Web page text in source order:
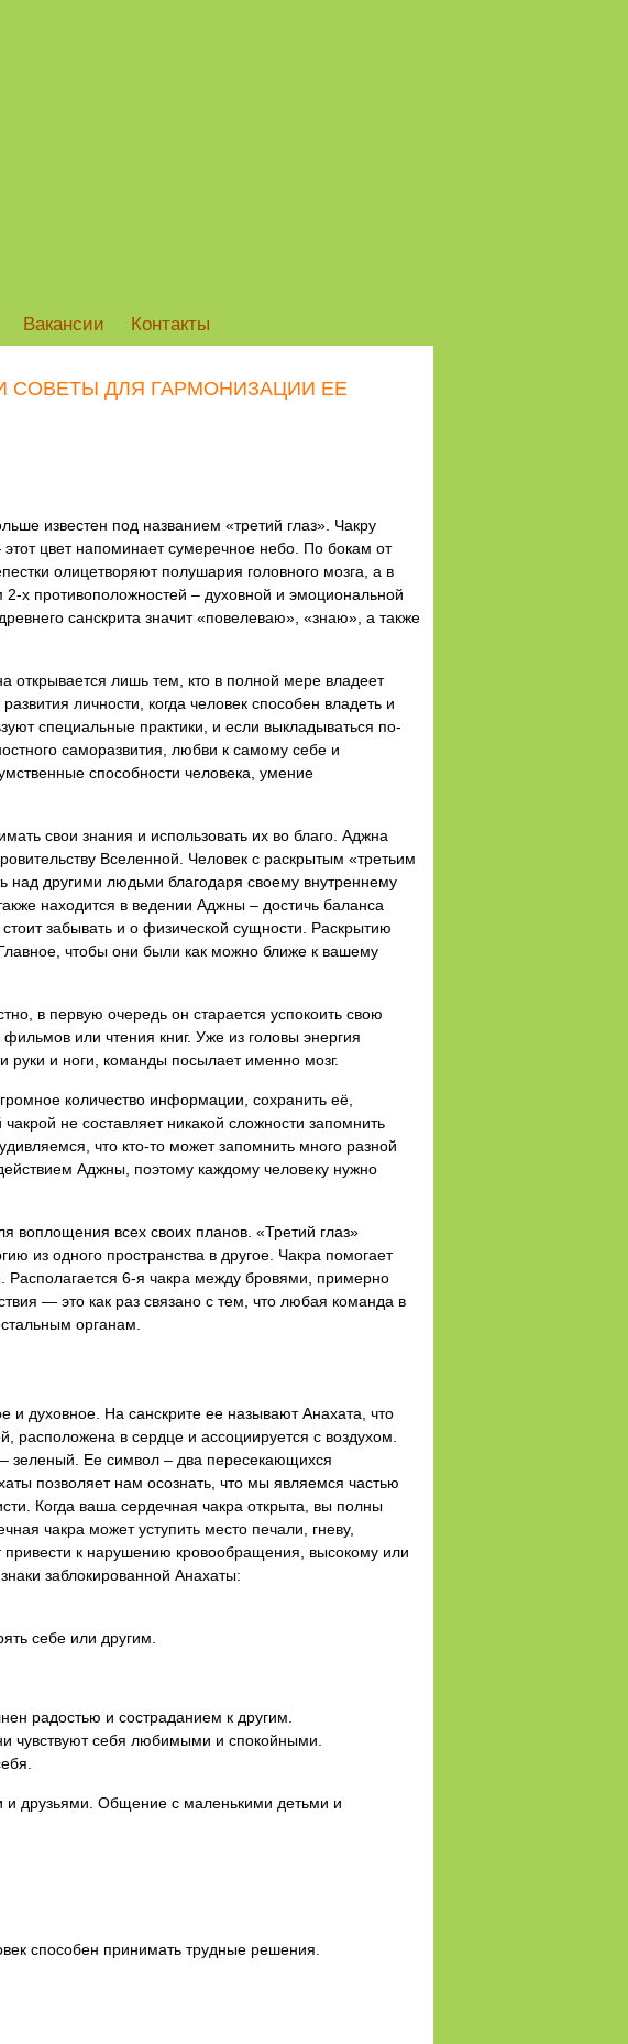
Вакансии Контакты
СОВЕТЫ ДЛЯ ГАРМОНИЗАЦИИ ЕЕ
известен под названием «третий глаз». Чакру
цвет напоминает сумеречное небо. По бокам от
олицетворяют полушария головного мозга, а в
х противоположностей – духовной и эмоциональной
санскрита значит «повелеваю», «знаю», а также
открывается лишь тем, кто в полной мере владеет
личности, когда человек способен владеть и
специальные практики, и если выкладываться по-
саморазвития, любви к самому себе и
способности человека, умение
свои знания и использовать их во благо. Аджна
Вселенной. Человек с раскрытым «третьим
над другими людьми благодаря своему внутреннему
находится в ведении Аджны – достичь баланса
забывать и о физической сущности. Раскрытию
чтобы они были как можно ближе к вашему
в первую очередь он старается успокоить свою
или чтения книг. Уже из головы энергия
руки и ноги, команды посылает именно мозг.
количество информации, сохранить её,
не составляет никакой сложности запомнить
что кто-то может запомнить много разной
Аджны, поэтому каждому человеку нужно
воплощения всех своих планов. «Третий глаз»
из одного пространства в другое. Чакра помогает
Располагается 6-я чакра между бровями, примерно
— это как раз связано с тем, что любая команда в
органам.
и духовное. На санскрите ее называют Анахата, что
в сердце и ассоциируется с воздухом.
зеленый. Ее символ – два пересекающихся
позволяет нам осознать, что мы являемся частью
Когда ваша сердечная чакра открыта, вы полны
чакра может уступить место печали, гневу,
привести к нарушению кровообращения, высокому или
заблокированной Анахаты:
себе или другим.
радостью и состраданием к другим.
чувствуют себя любимыми и спокойными.
и друзьями. Общение с маленькими детьми и
способен принимать трудные решения.